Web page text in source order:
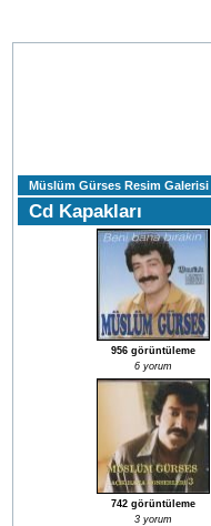
Müslüm Gürses Resim Galerisi
Cd Kapakları
956 görüntüleme
6 yorum
742 görüntüleme
3 yorum